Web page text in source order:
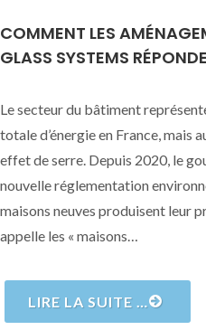
COMMENT LES
GLASS SYSTEMS
Le secteur du bâtiment
totale d’énergie en France, mais
effet de serre. Depuis 2020, le
nouvelle réglementation
maisons neuves produisent leur
appelle les « maisons…
LIRE LA SUITE …